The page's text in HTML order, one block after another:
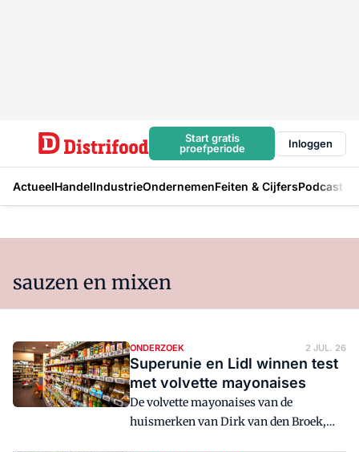
Start gratis
proefperiode
Inloggen
ActueelHandelIndustrieOndernemenFeiten & CijfersPodcast
sauzen en mixen
ONDERZOEK 2 JUL. 26
Superunie en Lidl winnen test
met volvette mayonaises
De volvette mayonaises van de
huismerken van Dirk van den Broek,